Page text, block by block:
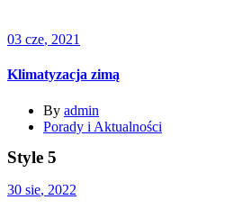
03 cze, 2021
Klimatyzacja zimą
By admin
Porady i Aktualności
Style 5
30 sie, 2022